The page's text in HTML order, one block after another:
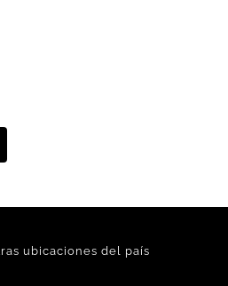
ubicaciones del país